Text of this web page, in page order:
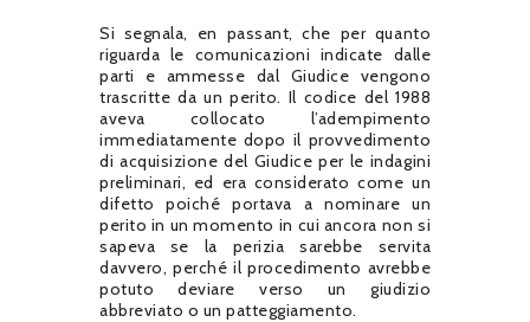
Si segnala, en passant, che per quanto
riguarda le comunicazioni indicate dalle
parti e ammesse dal Giudice vengono
trascritte da un perito. Il codice del 1988
aveva collocato l’adempimento
immediatamente dopo il provvedimento
di acquisizione del Giudice per le indagini
preliminari, ed era considerato come un
difetto poiché portava a nominare un
perito in un momento in cui ancora non si
sapeva se la perizia sarebbe servita
davvero, perché il procedimento avrebbe
potuto deviare verso un giudizio
abbreviato o un patteggiamento.